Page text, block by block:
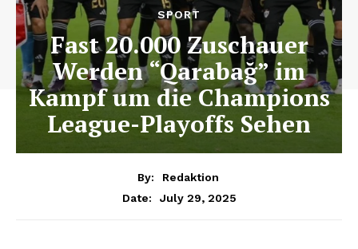
SPORT
Fast 20.000 Zuschauer
Werden “Qarabağ” im
Kampf um die Champions
League-Playoffs Sehen
By:
Redaktion
Date:
July 29, 2025